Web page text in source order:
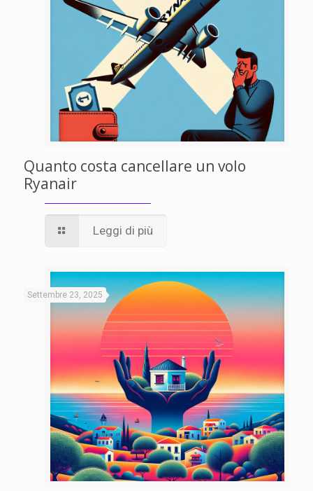
Quanto costa cancellare un volo
Ryanair
Leggi di più
Settembre 23, 2025